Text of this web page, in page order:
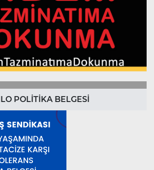
ILO POLİTİKA BELGESİ